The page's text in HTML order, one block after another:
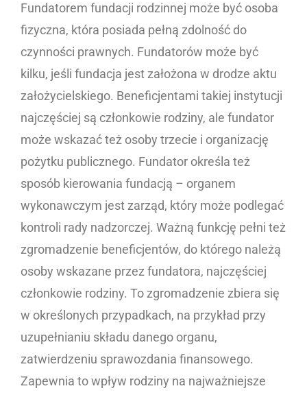
Fundatorem fundacji rodzinnej może być osoba
fizyczna, która posiada pełną zdolność do
czynności prawnych. Fundatorów może być
kilku, jeśli fundacja jest założona w drodze aktu
założycielskiego. Beneficjentami takiej instytucji
najczęściej są członkowie rodziny, ale fundator
może wskazać też osoby trzecie i organizację
pożytku publicznego. Fundator określa też
sposób kierowania fundacją – organem
wykonawczym jest zarząd, który może podlegać
kontroli rady nadzorczej. Ważną funkcję pełni też
zgromadzenie beneficjentów, do którego należą
osoby wskazane przez fundatora, najczęściej
członkowie rodziny. To zgromadzenie zbiera się
w określonych przypadkach, na przykład przy
uzupełnianiu składu danego organu,
zatwierdzeniu sprawozdania finansowego.
Zapewnia to wpływ rodziny na najważniejsze